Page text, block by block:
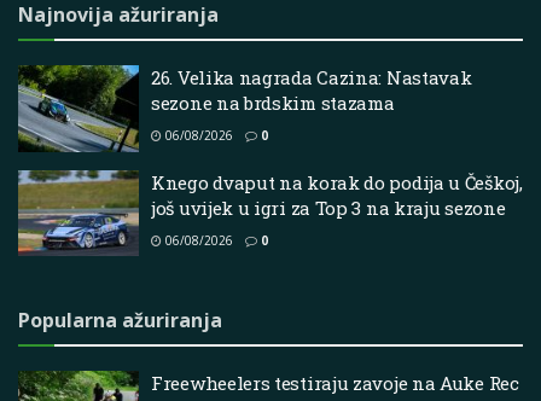
Najnovija ažuriranja
26. Velika nagrada Cazina: Nastavak
sezone na brdskim stazama
06/08/2026 0
Knego dvaput na korak do podija u Češkoj,
još uvijek u igri za Top 3 na kraju sezone
06/08/2026 0
Popularna ažuriranja
Freewheelers testiraju zavoje na Auke Rec